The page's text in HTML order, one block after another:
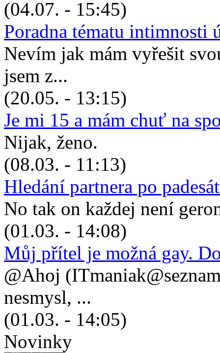
(04.07. - 15:45)
Poradna tématu intimnosti
Nevím jak mám vyřešit
jsem z...
(20.05. - 13:15)
Je mi 15 a mám chuť na
Nijak, ženo.
(08.03. - 11:13)
Hledání partnera po
No tak on každej není
(01.03. - 14:08)
Můj přítel je možná gay.
@Ahoj
nesmysl, ...
(01.03. - 14:05)
Novinky